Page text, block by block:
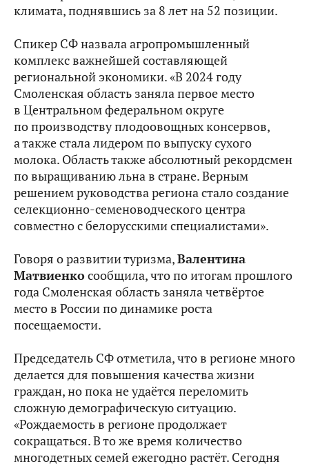
климата, поднявшись за 8 лет на 52 позиции.
Спикер СФ назвала агропромышленный
комплекс важнейшей составляющей
региональной экономики. «В 2024 году
Смоленская область заняла первое место
в Центральном федеральном округе
по производству плодоовощных консервов,
а также стала лидером по выпуску сухого
молока. Область также абсолютный рекордсмен
по выращиванию льна в стране. Верным
решением руководства региона стало создание
селекционно-семеноводческого центра
совместно с белорусскими специалистами».
Говоря о развитии туризма,Валентина
Матвиенкосообщила, что по итогам прошлого
года Смоленская область заняла четвёртое
место в России по динамике роста
посещаемости.
Председатель СФ отметила, что в регионе много
делается для повышения качества жизни
граждан, но пока не удаётся переломить
сложную демографическую ситуацию.
«Рождаемость в регионе продолжает
сокращаться. В то же время количество
многодетных семей ежегодно растёт. Сегодня